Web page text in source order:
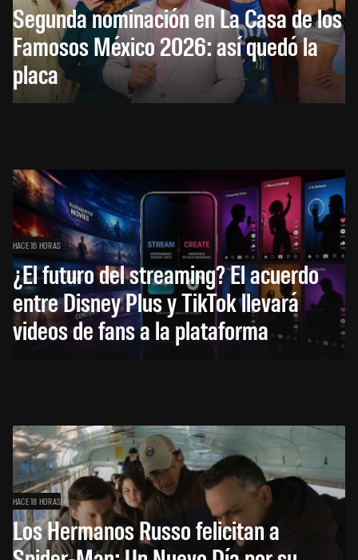
Segunda nominación en La Casa de los
Famosos México 2026: así quedó la
placa
HACE 16 HORAS
¿El futuro del streaming? El acuerdo
entre Disney Plus y TikTok llevará
videos de fans a la plataforma
HACE 18 HORAS
Los Hermanos Russo felicitan a